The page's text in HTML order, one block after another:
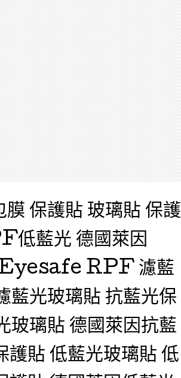
膜 保護貼 玻璃貼 保護
低藍光 德國萊因
RPF 濾藍
藍光玻璃貼 抗藍光保
玻璃貼 德國萊因抗藍
護貼 低藍光玻璃貼 低